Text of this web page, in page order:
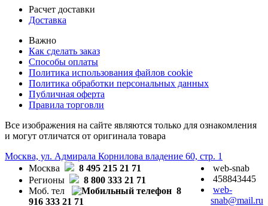
Расчет доставки
Доставка
Важно
Как сделать заказ
Способы оплаты
Политика использования файлов cookie
Политика обработки персональных данных
Публичная оферта
Правила торговли
Все изображения на сайте являются только для ознакомления
и могут отличатся от оригинала товара
Москва, ул. Адмирала Корнилова владение 60, стр. 1
Москва
8 495 215 21 71
Регионы
8 800 333 21 71
Моб. тел
8
916 333 21 71
web-snab
458843445
web-
snab@mail.ru